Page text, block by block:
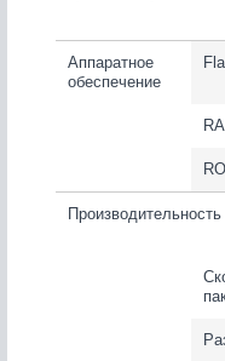
Аппаратное
обеспечение
Производительность